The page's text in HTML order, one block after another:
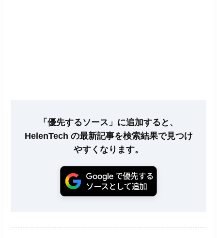
「優先するソース」に追加すると、
HelenTech の最新記事を検索結果で見つけ
やすくなります。